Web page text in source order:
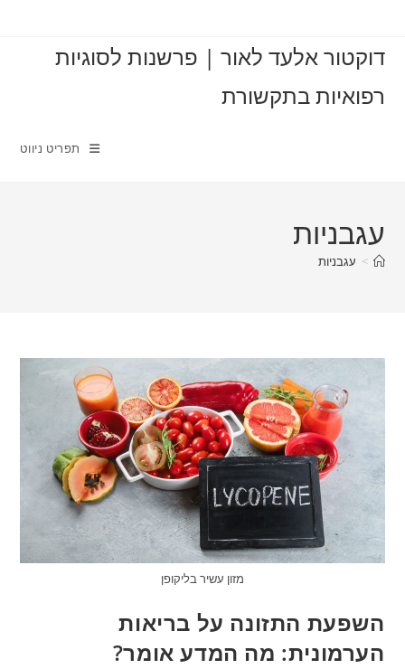
content
דוקטור אלעד לאור | פרשנות לסוגיות
רפואיות בתקשורת
תפריט ניווט
עגבניות
> עגבניות
מזון עשיר בליקופן
השפעת התזונה על בריאות
הערמונית: מה המדע אומר?